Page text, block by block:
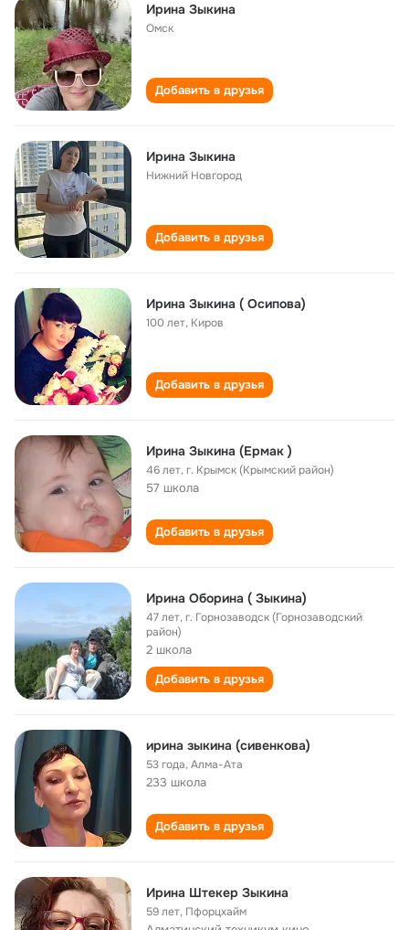
Ирина Зыкина
Омск
Добавить в друзья
Ирина Зыкина
Нижний Новгород
Добавить в друзья
Ирина Зыкина ( Осипова)
100 лет, Киров
Добавить в друзья
Ирина Зыкина (Ермак )
46 лет,г. Крымск (Крымский район)
57 школа
Добавить в друзья
Ирина Оборина ( Зыкина)
47 лет,г. Горнозаводск (Горнозаводский
район)
2 школа
Добавить в друзья
ирина зыкина (сивенкова)
53 года,Алма-Ата
233 школа
Добавить в друзья
Ирина Штекер Зыкина
59 лет, Пфорцхайм